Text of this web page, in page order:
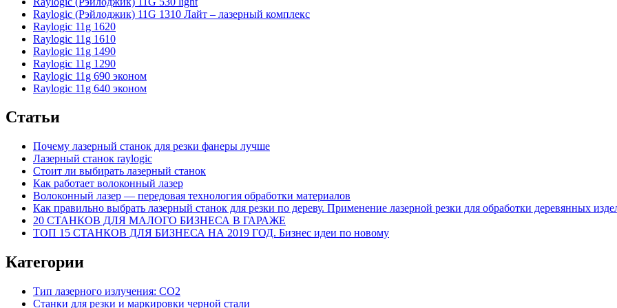
Raylogic (Рэйлоджик) 11G 1310 Лайт – лазерный комплекс
Raylogic 11g 1620
Raylogic 11g 1610
Raylogic 11g 1490
Raylogic 11g 1290
Raylogic 11g 690 эконом
Raylogic 11g 640 эконом
Статьи
Почему лазерный станок для резки фанеры лучше
Лазерный станок raylogic
Стоит ли выбирать лазерный станок
Как работает волоконный лазер
Волоконный лазер — передовая технология обработки материалов
Как правильно выбрать лазерный станок для резки по дереву. Применение лазерной резки для обработки деревянных
20 СТАНКОВ ДЛЯ МАЛОГО БИЗНЕСА В ГАРАЖЕ
ТОП 15 СТАНКОВ ДЛЯ БИЗНЕСА НА 2019 ГОД. Бизнес идеи по новому
Категории
Тип лазерного излучения: СО2
Станки для резки и маркировки черной стали